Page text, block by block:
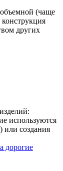
(чаще
других
используются
или создания
дорогие